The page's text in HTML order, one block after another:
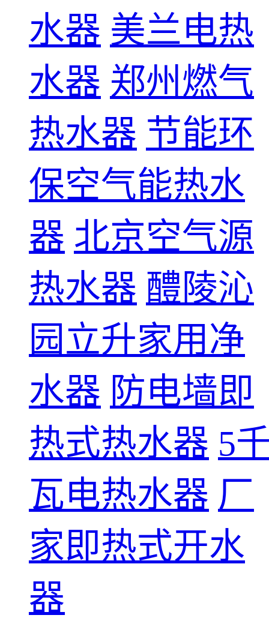
水器 美兰电热
水器 郑州燃气
热水器 节能环
保空气能热水
器 北京空气源
热水器 醴陵沁
园立升家用净
水器 防电墙即
热式热水器 5
瓦电热水器 厂
家即热式开水
器